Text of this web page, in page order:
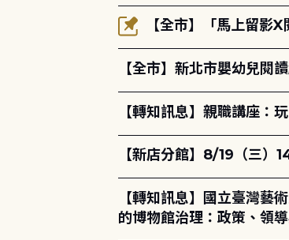
【全市】「馬上留影
【全市】新北市嬰幼兒閱
【轉知訊息】親職講座：
【新店分館】8/19（三
【轉知訊息】國立臺灣藝
的博物館治理：政策、領